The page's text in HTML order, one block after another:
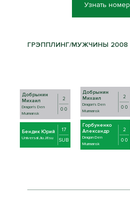
Узнать
ГРЭППЛИНГ/МУЖЧИНЫ 2008
Добрынин
Михаил
Dragon's Den
Murmansk
2
0 0
Бендик Юрий
Universal Jiu Jitsu
17
SUB
Добрынин
Михаил
Dragon's Den
Murmansk
2
0 0
Горбуненко
Александр
Dragon Den
Murmansk
2
0 0